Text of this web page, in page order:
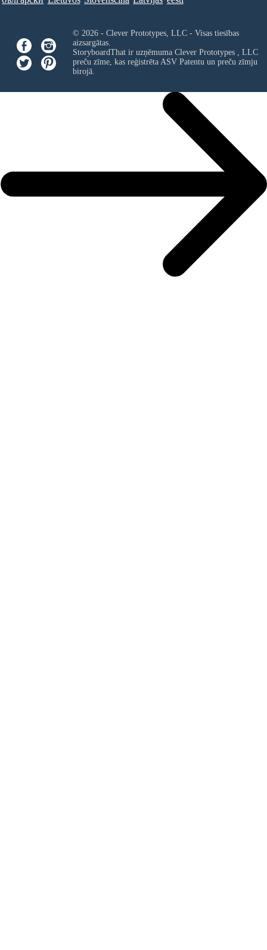
© 2026 - Clever Prototypes, LLC - Visas tiesības
aizsargātas.
StoryboardThat ir uzņēmuma Clever Prototypes , LLC
preču zīme, kas reģistrēta ASV Patentu un preču zīmju
birojā.